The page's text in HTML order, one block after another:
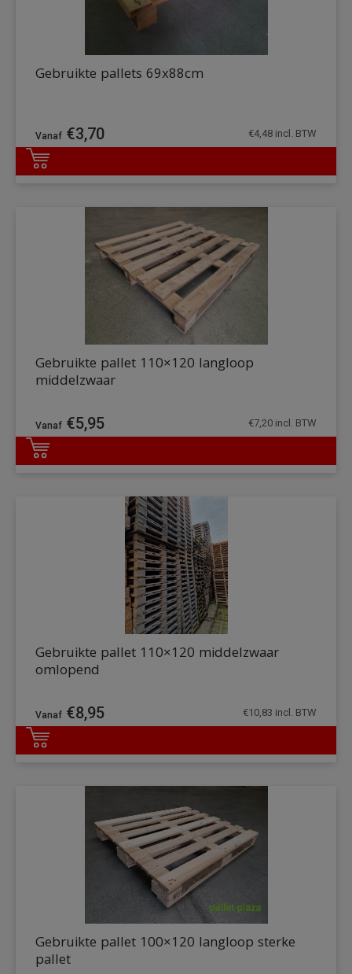
DETAILS
Gebruikte pallets 69x88cm
€3,70 €4,48 incl. BTW
DETAILS
Gebruikte pallet 110×120 langloop
middelzwaar
€5,95 €7,20 incl. BTW
DETAILS
Gebruikte pallet 110×120 middelzwaar
omlopend
€8,95 €10,83 incl. BTW
Gebruikte pallet 100×120 langloop sterke
pallet